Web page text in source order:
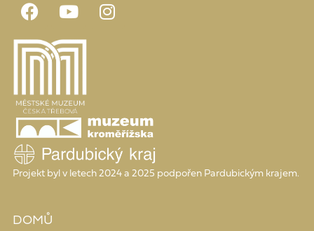
Projekt byl v letech 2024 a 2025 podpořen Pardubickým krajem.
DOMŮ